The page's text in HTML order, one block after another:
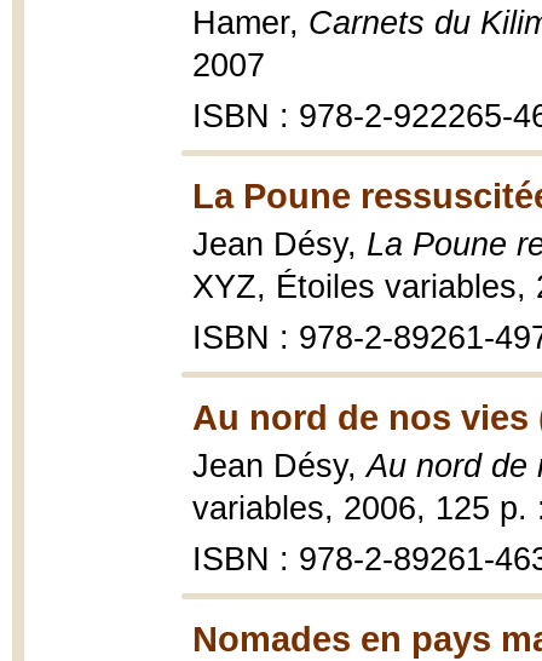
Hamer, Carnets du
2007
ISBN : 978-2-922265-
La Poune
Jean Désy, La Poune
XYZ, Étoiles variables,
ISBN : 978-2-89261-
Au nord de nos vies
Jean Désy,Au nord de
variables, 2006, 125 p.
ISBN : 978-2-89261-
Nomades en pays